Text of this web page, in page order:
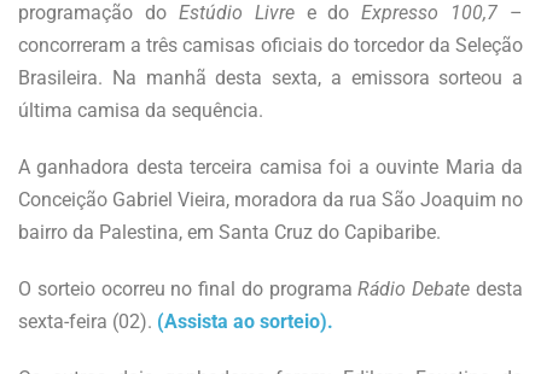
programação do Estúdio Livree doExpresso 100,7 –
concorreram a três camisas oficiais do torcedor da Seleção
Brasileira. Na manhã desta sexta, a emissora sorteou a
última camisa da sequência.
A ganhadora desta terceira camisa foi a ouvinte Maria da
Conceição Gabriel Vieira, moradora da rua São Joaquim no
bairro da Palestina, em Santa Cruz do Capibaribe.
O sorteio ocorreu no final do programaRádio Debate desta
sexta-feira (02). (Assista ao sorteio).